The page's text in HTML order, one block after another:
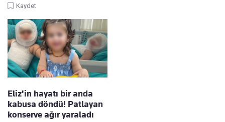
Kaydet
Eliz'in hayatı bir anda
kabusa döndü! Patlayan
konserve ağır yaraladı